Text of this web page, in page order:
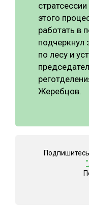
этого
работать в
подчеркнул
по лесу и
Жеребцов.